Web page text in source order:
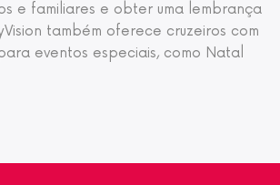
e familiares e obter uma lembrança
também oferece cruzeiros com
eventos especiais, como Natal